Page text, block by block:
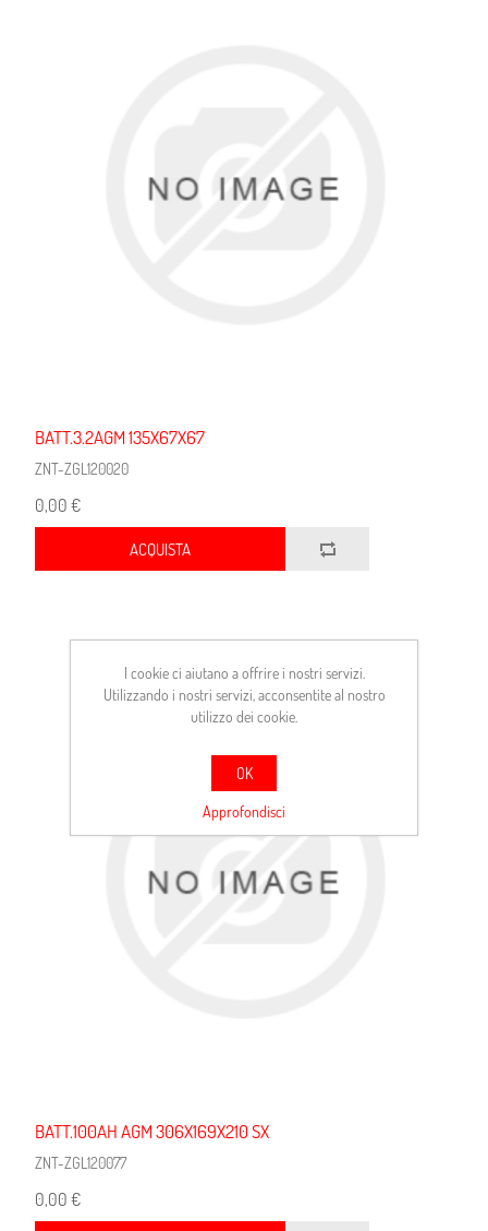
BATT.3.2AGM 135X67X67
ZNT-ZGL120020
0,00 €
ACQUISTA
BATT.100AH AGM 306X169X210 SX
ZNT-ZGL120077
0,00 €
I cookie ci aiutano a offrire i nostri servizi.
Utilizzando i nostri servizi, acconsentite al nostro
utilizzo dei cookie.
OK
Approfondisci